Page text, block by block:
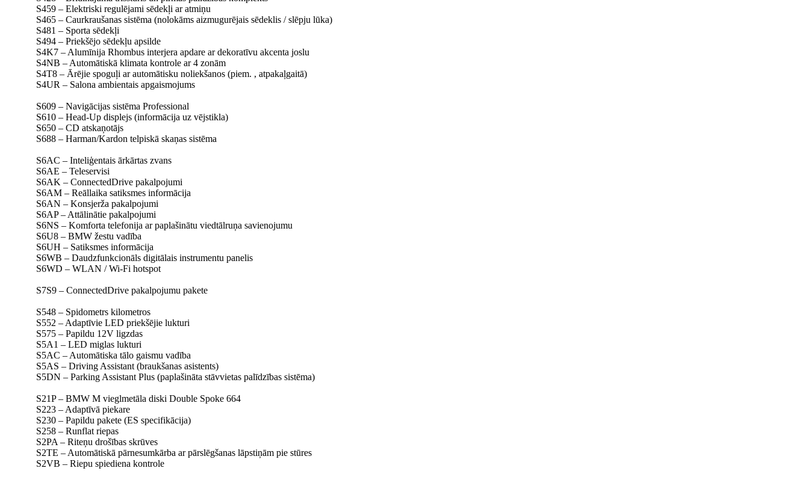
S459 – Elektriski regulējami sēdekļi ar atmiņu
S465 – Caurkraušanas sistēma (nolokāms aizmugurējais sēdeklis / slēpju lūka)
S481 – Sporta sēdekļi
S494 – Priekšējo sēdekļu apsilde
S4K7 – Alumīnija Rhombus interjera apdare ar dekoratīvu akcenta joslu
S4NB – Automātiskā klimata kontrole ar 4 zonām
S4T8 – Ārējie spoguļi ar automātisku noliekšanos (piem. , atpakaļgaitā)
S4UR – Salona ambientais apgaismojums
S609 – Navigācijas sistēma Professional
S610 – Head-Up displejs (informācija uz vējstikla)
S650 – CD atskaņotājs
S688 – Harman/Kardon telpiskā skaņas sistēma
S6AC – Inteliģentais ārkārtas zvans
S6AE – Teleservisi
S6AK – ConnectedDrive pakalpojumi
S6AM – Reāllaika satiksmes informācija
S6AN – Konsjerža pakalpojumi
S6AP – Attālinātie pakalpojumi
S6NS – Komforta telefonija ar paplašinātu viedtālruņa savienojumu
S6U8 – BMW žestu vadība
S6UH – Satiksmes informācija
S6WB – Daudzfunkcionāls digitālais instrumentu panelis
S6WD – WLAN / Wi-Fi hotspot
S7S9 – ConnectedDrive pakalpojumu pakete
S548 – Spidometrs kilometros
S552 – Adaptīvie LED priekšējie lukturi
S575 – Papildu 12V ligzdas
S5A1 – LED miglas lukturi
S5AC – Automātiska tālo gaismu vadība
S5AS – Driving Assistant (braukšanas asistents)
S5DN – Parking Assistant Plus (paplašināta stāvvietas palīdzības sistēma)
S21P – BMW M vieglmetāla diski Double Spoke 664
S223 – Adaptīvā piekare
S230 – Papildu pakete (ES specifikācija)
S258 – Runflat riepas
S2PA – Riteņu drošības skrūves
S2TE – Automātiskā pārnesumkārba ar pārslēgšanas lāpstiņām pie stūres
S2VB – Riepu spiediena kontrole